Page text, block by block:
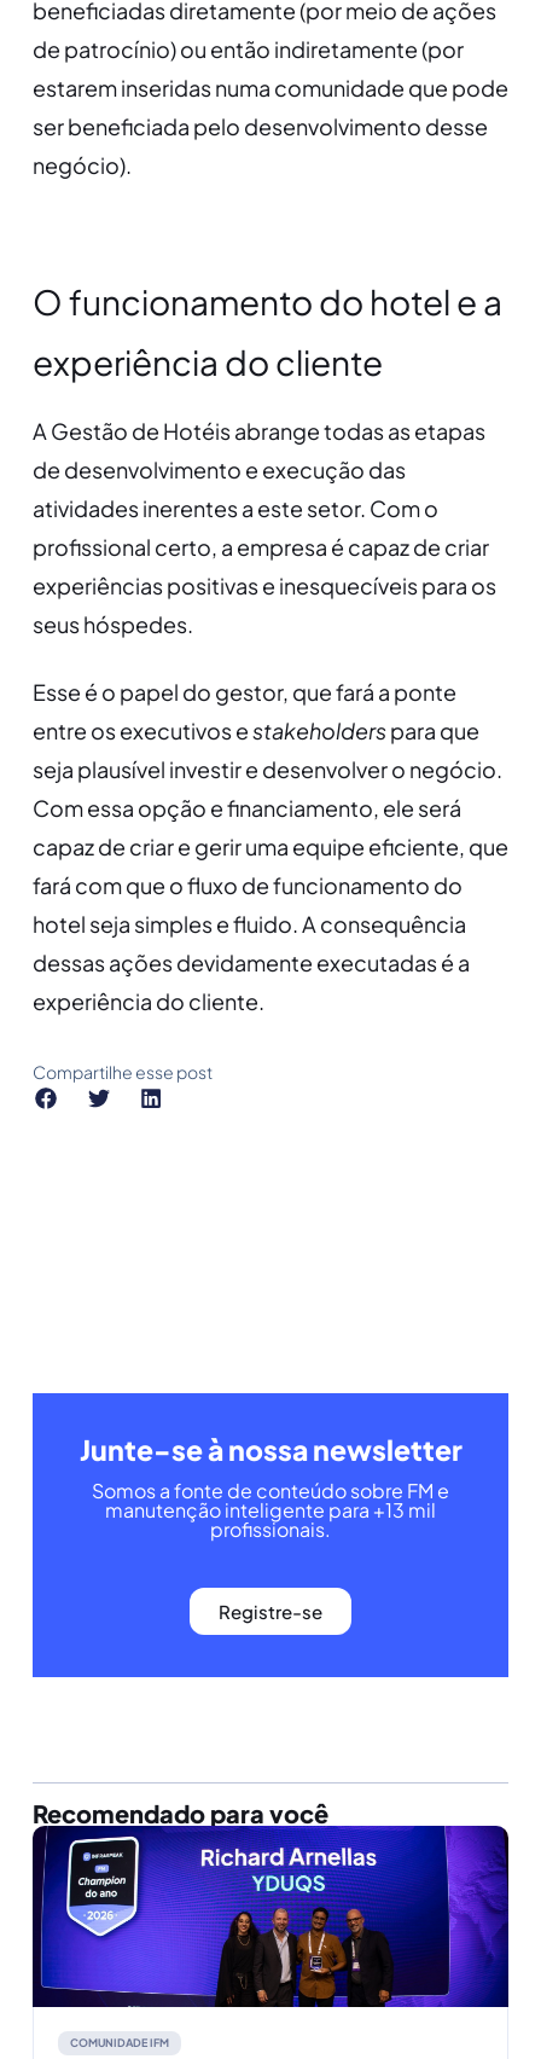
beneficiadas diretamente (por meio de ações
de patrocínio) ou então indiretamente (por
estarem inseridas numa comunidade que pode
ser beneficiada pelo desenvolvimento desse
negócio).
O funcionamento do hotel e a
experiência do cliente
A Gestão de Hotéis abrange todas as etapas
de desenvolvimento e execução das
atividades inerentes a este setor. Com o
profissional certo, a empresa é capaz de criar
experiências positivas e inesquecíveis para os
seus hóspedes.
Esse é o papel do gestor, que fará a ponte
entre os executivos estakeholderspara que
seja plausível investir e desenvolver o negócio.
Com essa opção e financiamento, ele será
capaz de criar e gerir uma equipe eficiente, que
fará com que o fluxo de funcionamento do
hotel seja simples e fluido. A consequência
dessas ações devidamente executadas é a
experiência do cliente.
Compartilhe esse post
Junte-se à nossa newsletter
Somos a fonte de conteúdo sobre FM e
manutenção inteligente para +13 mil
profissionais.
Registre-se
Recomendado para você
COMUNIDADE IFM